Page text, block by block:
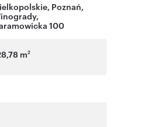
, Poznań,
,
100
m2